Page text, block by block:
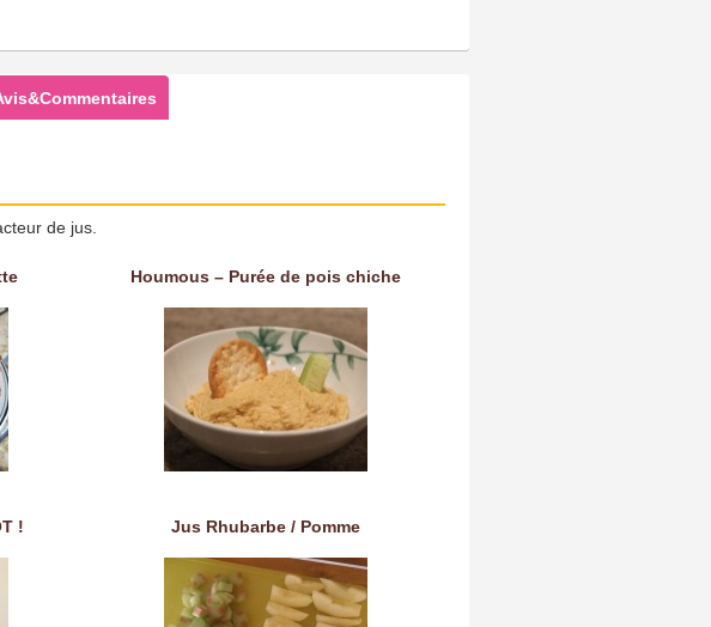
de jus.
Houmous – Purée de pois chiche
! Jus Rhubarbe / Pomme